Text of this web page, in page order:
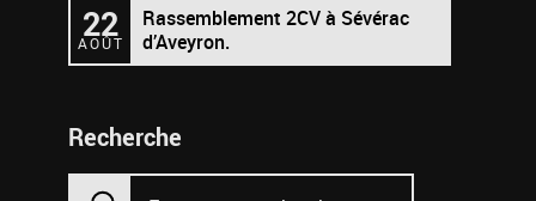
22
AOÛT
Rassemblement 2CV à Sévérac
d’Aveyron.
Recherche